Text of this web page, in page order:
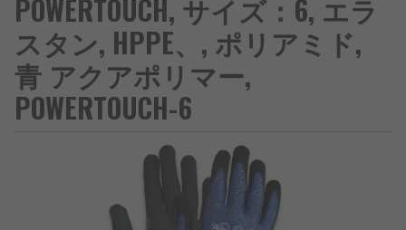
POWERTOUCH, サイズ：6, エラ
スタン, HPPE、, ポリアミド,
青 アクアポリマー,
POWERTOUCH-6